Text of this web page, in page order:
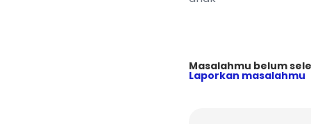
Masalahmu belum
Laporkan masalahmu